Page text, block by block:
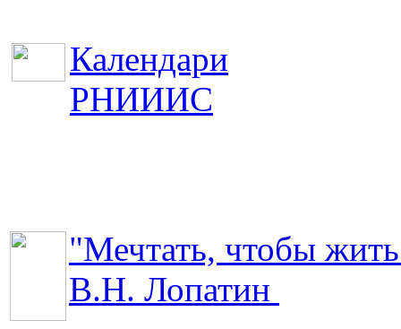
Календари
РНИИИС
"Мечтать, чтобы
В.Н. Лопатин